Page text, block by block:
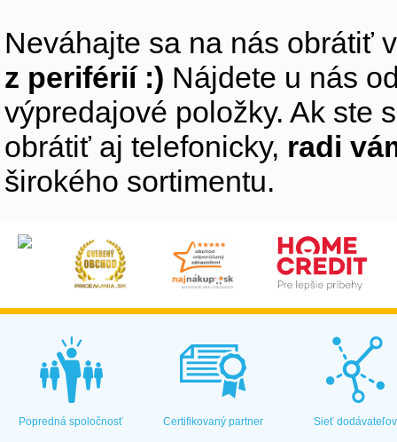
Neváhajte sa na nás obrátiť
z periférií :) Nájdete u nás
výpredajové položky. Ak ste
obrátiť aj telefonicky, radi
širokého sortimentu.
Popredná spoločnosť Certifikovaný partner Sieť dodávateľov